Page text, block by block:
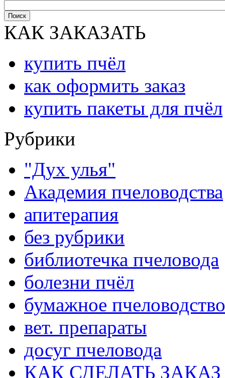
Поиск
КАК ЗАКАЗАТЬ
купить пчёл
как оформить заказ
купить пакеты для пчёл
Рубрики
"Дух улья"
Академия пчеловодства
апитерапия
без рубрики
библиотечка пчеловода
болезни пчёл
бумажное пчеловодство
вет. препараты
досуг пчеловода
КАК СДЕЛАТЬ ЗАКАЗ